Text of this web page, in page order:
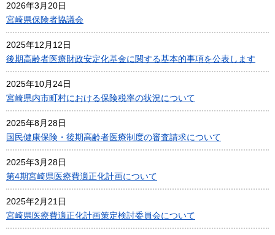
2026年3月20日
宮崎県保険者協議会
2025年12月12日
後期高齢者医療財政安定化基金に関する基本的事項を公表します
2025年10月24日
宮崎県内市町村における保険税率の状況について
2025年8月28日
国民健康保険・後期高齢者医療制度の審査請求について
2025年3月28日
第4期宮崎県医療費適正化計画について
2025年2月21日
宮崎県医療費適正化計画策定検討委員会について